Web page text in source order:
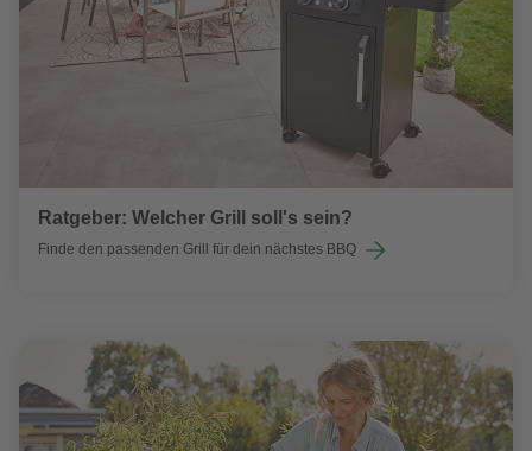
Ratgeber: Welcher Grill soll's sein?
Finde den passenden Grill für dein nächstes BBQ